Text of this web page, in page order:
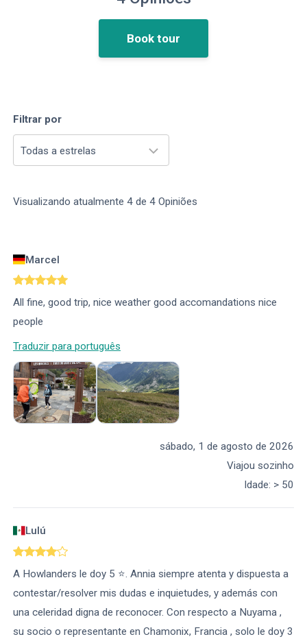
Book tour
Filtrar por
Todas a estrelas
Visualizando atualmente 4 de 4 Opiniões
Marcel
All fine, good trip, nice weather good accomandations nice
people
Traduzir para português
sábado, 1 de agosto de 2026
Viajou sozinho
Idade: > 50
Lulú
A Howlanders le doy 5 ⭐️. Annia siempre atenta y dispuesta a
contestar/resolver mis dudas e inquietudes, y además con
una celeridad digna de reconocer. Con respecto a Nuyama ,
su socio o representante en Chamonix, Francia , solo le doy 3